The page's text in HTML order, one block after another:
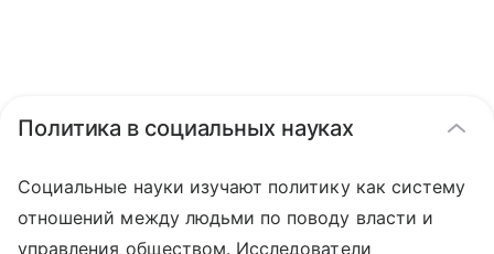
Политика в социальных науках
Социальные науки изучают политику как систему
отношений между людьми по поводу власти и
управления обществом. Исследователи